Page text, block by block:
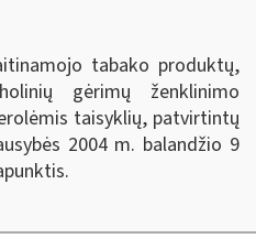
tabako produktų,
gėrimų ženklinimo
taisyklių, patvirtintų
2004 m. balandžio 9